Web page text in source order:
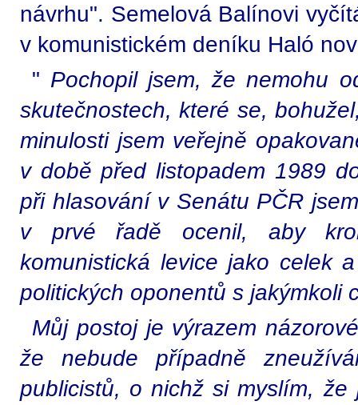
návrhu". Semelová Balínovi
v komunistickém deníku Haló
" Pochopil jsem, že nemohu
skutečnostech, které se,
minulosti jsem veřejně
v době před listopadem 1989
při hlasování v Senátu PČR
v prvé řadě ocenil, aby
komunistická levice jako celek
politických oponentů s jakýmkoli
Můj postoj je výrazem
že nebude případně
publicistů, o nichž si myslím,